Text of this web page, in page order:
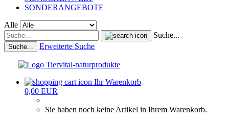
SONDERANGEBOTE
Alle
Suche...
Suche... Erweiterte Suche
Ihr Warenkorb
0,00 EUR
Sie haben noch keine Artikel in Ihrem Warenkorb.